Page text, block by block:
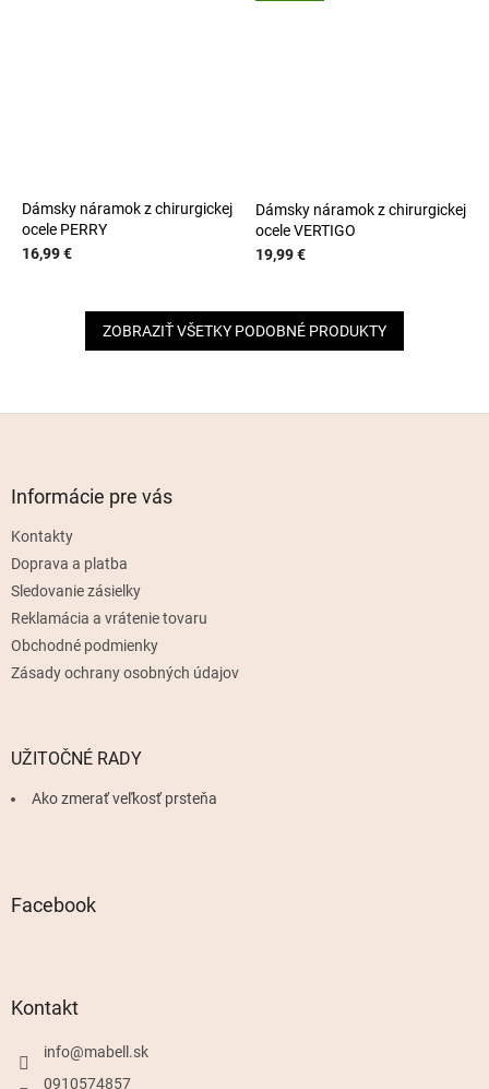
Dámsky náramok z chirurgickej
ocele PERRY
16,99 €
Dámsky náramok z chirurgickej
ocele VERTIGO
19,99 €
ZOBRAZIŤ VŠETKY PODOBNÉ PRODUKTY
Informácie pre vás
Kontakty
Doprava a platba
Sledovanie zásielky
Reklamácia a vrátenie tovaru
Obchodné podmienky
Zásady ochrany osobných údajov
UŽITOČNÉ RADY
Ako zmerať veľkosť prsteňa
Facebook
Kontakt
info@mabell.sk
0910574857